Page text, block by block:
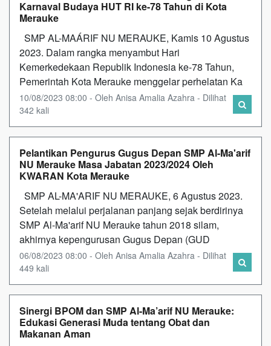
Karnaval Budaya HUT RI ke-78 Tahun di Kota
Merauke
SMP AL-MAÁRIF NU MERAUKE, Kamis 10 Agustus
2023. Dalam rangka menyambut Hari
Kemerkedekaan Republik Indonesia ke-78 Tahun,
Pemerintah Kota Merauke menggelar perhelatan Ka
10/08/2023 08:00 - Oleh Anisa Amalia Azahra - Dilihat
342 kali
Pelantikan Pengurus Gugus Depan SMP Al-Ma'arif
NU Merauke Masa Jabatan 2023/2024 Oleh
KWARAN Kota Merauke
SMP AL-MA'ARIF NU MERAUKE, 6 Agustus 2023.
Setelah melalui perjalanan panjang sejak berdirinya
SMP Al-Ma'arif NU Merauke tahun 2018 silam,
akhirnya kepengurusan Gugus Depan (GUD
06/08/2023 08:00 - Oleh Anisa Amalia Azahra - Dilihat
449 kali
Sinergi BPOM dan SMP Al-Ma’arif NU Merauke:
Edukasi Generasi Muda tentang Obat dan
Makanan Aman